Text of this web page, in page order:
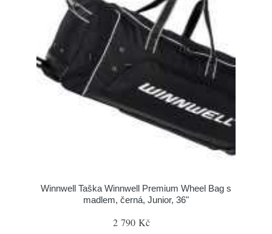
Winnwell Taška Winnwell Premium Wheel Bag s
madlem, černá, Junior, 36"
2 790 Kč